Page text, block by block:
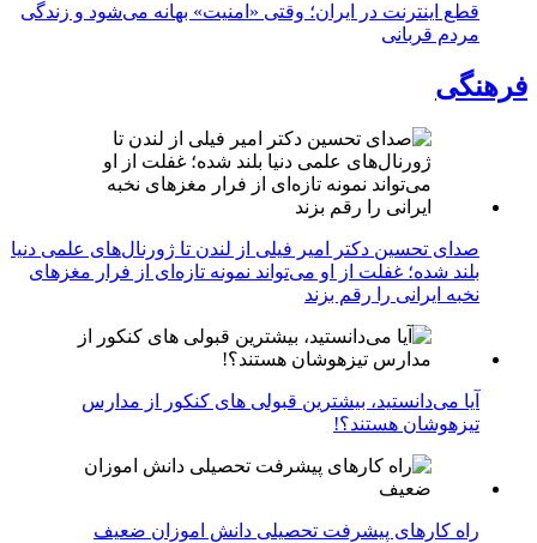
قطع اینترنت در ایران؛ وقتی «امنیت» بهانه می‌شود و زندگی
مردم قربانی
فرهنگی
صدای تحسین دکتر امیر فیلی از لندن تا ژورنال‌های علمی دنیا
بلند شده؛ غفلت از او می‌تواند نمونه تازه‌ای از فرار مغزهای
نخبه ایرانی را رقم بزند
آیا می‌دانستید، بیشترین قبولی های کنکور از مدارس
تیزهوشان هستند؟!
راه کارهای پیشرفت تحصیلی دانش اموزان ضعیف